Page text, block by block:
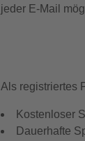
jeder E-Mail
Als registriertes
Kostenloser
Dauerhafte